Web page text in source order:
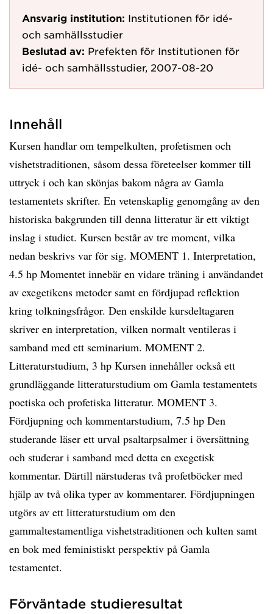
Ansvarig institution: Institutionen för idé-
och samhällsstudier
Beslutad av: Prefekten för Institutionen för
idé- och samhällsstudier, 2007-08-20
Innehåll
Kursen handlar om tempelkulten, profetismen och
vishetstraditionen, såsom dessa företeelser kommer till
uttryck i och kan skönjas bakom några av Gamla
testamentets skrifter. En vetenskaplig genomgång av den
historiska bakgrunden till denna litteratur är ett viktigt
inslag i studiet. Kursen består av tre moment, vilka
nedan beskrivs var för sig. MOMENT 1. Interpretation,
4.5 hp Momentet innebär en vidare träning i användandet
av exegetikens metoder samt en fördjupad reflektion
kring tolkningsfrågor. Den enskilde kursdeltagaren
skriver en interpretation, vilken normalt ventileras i
samband med ett seminarium. MOMENT 2.
Litteraturstudium, 3 hp Kursen innehåller också ett
grundläggande litteraturstudium om Gamla testamentets
poetiska och profetiska litteratur. MOMENT 3.
Fördjupning och kommentarstudium, 7.5 hp Den
studerande läser ett urval psaltarpsalmer i översättning
och studerar i samband med detta en exegetisk
kommentar. Därtill närstuderas två profetböcker med
hjälp av två olika typer av kommentarer. Fördjupningen
utgörs av ett litteraturstudium om den
gammaltestamentliga vishetstraditionen och kulten samt
en bok med feministiskt perspektiv på Gamla
testamentet.
Förväntade studieresultat